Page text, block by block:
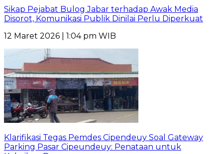
Sikap Pejabat Bulog Jabar terhadap Awak Media
Disorot, Komunikasi Publik Dinilai Perlu Diperkuat
12 Maret 2026 | 1:04 pm WIB
Klarifikasi Tegas Pemdes Cipendeuy Soal Gateway
Parking Pasar Cipeundeuy: Penataan untuk